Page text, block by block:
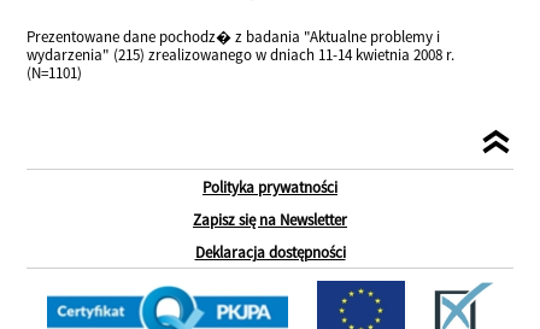
Prezentowane dane pochodz� z badania "Aktualne problemy i
wydarzenia" (215) zrealizowanego w dniach 11-14 kwietnia 2008 r.
(N=1101)
Polityka prywatności
Zapisz się na Newsletter
Deklaracja dostępności